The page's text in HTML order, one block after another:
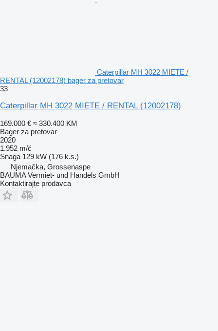
Caterpillar MH 3022 MIETE /
RENTAL (12002178) bager za pretovar
33
Caterpillar MH 3022 MIETE / RENTAL (12002178)
169.000 € ≈ 330.400 KM
Bager za pretovar
2020
1.952 m/č
Snaga 129 kW (176 k.s.)
Njemačka, Grossenaspe
BAUMA Vermiet- und Handels GmbH
Kontaktirajte prodavca